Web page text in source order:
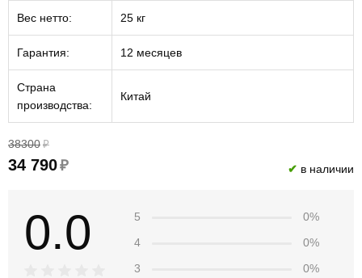
Вес нетто: 25 кг
Гарантия: 12 месяцев
Страна
производства:
Китай
38300 ₽
34 790₽ ✔ в наличии
0.0 5
0%
4
0%
3
0%